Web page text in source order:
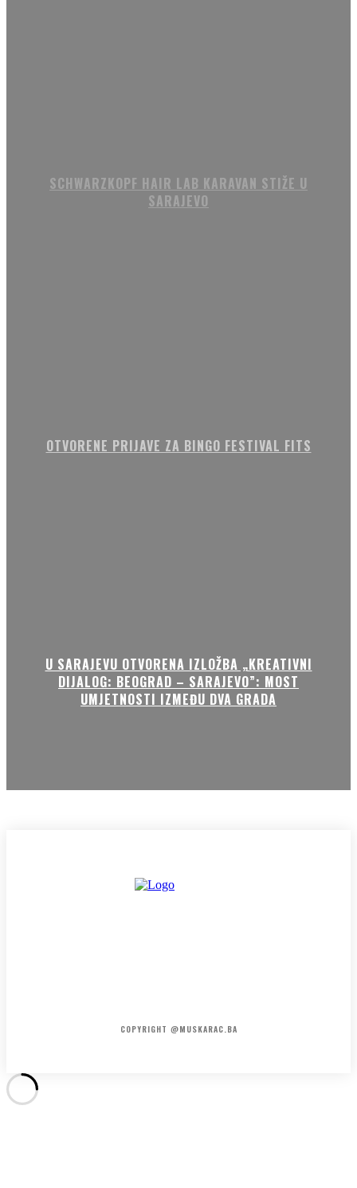
SCHWARZKOPF HAIR LAB KARAVAN STIŽE U
SARAJEVO
OTVORENE PRIJAVE ZA BINGO FESTIVAL FITS
U SARAJEVU OTVORENA IZLOŽBA „KREATIVNI
DIJALOG: BEOGRAD – SARAJEVO”: MOST
UMJETNOSTI IZMEĐU DVA GRADA
COPYRIGHT @MUSKARAC.BA